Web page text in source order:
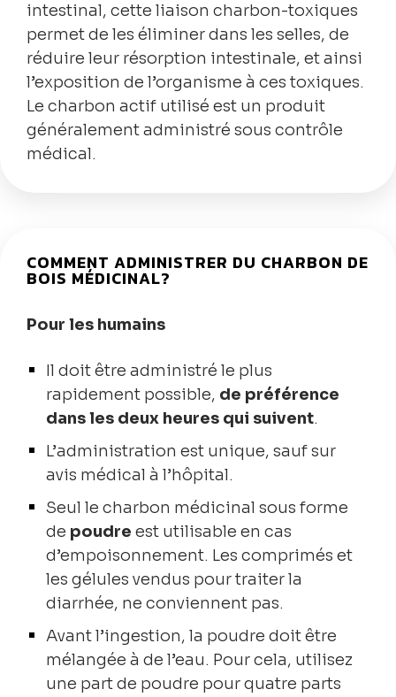
intestinal, cette liaison charbon-toxiques
permet de les éliminer dans les selles, de
réduire leur résorption intestinale, et ainsi
l’exposition de l’organisme à ces toxiques.
Le charbon actif utilisé est un produit
généralement administré sous contrôle
médical.
COMMENT ADMINISTRER DU CHARBON DE
BOIS MÉDICINAL?
Pour les humains
Il doit être administré le plus
rapidement possible, de préférence
dans les deux heures qui suivent.
L’administration est unique, sauf sur
avis médical à l’hôpital.
Seul le charbon médicinal sous forme
de poudre est utilisable en cas
d’empoisonnement. Les comprimés et
les gélules vendus pour traiter la
diarrhée, ne conviennent pas.
Avant l’ingestion, la poudre doit être
mélangée à de l’eau. Pour cela, utilisez
une part de poudre pour quatre parts